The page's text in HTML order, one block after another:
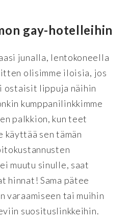
gay-hotelleihin
junalla, lentokoneella
olisimme iloisia, jos
lippuja näihin
kumppanilinkkimme
palkkion, kun teet
käyttää sen tämän
muutu sinulle, saat
hinnat! Sama pätee
tai muihin
suosituslinkkeihin.